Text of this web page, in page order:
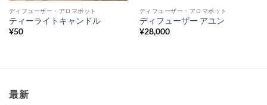
ディフューザー・アロマポット
ティーライトキャンドル
¥50
ディフューザー・アロマポット
ディフューザー アユン
¥28,000
最新